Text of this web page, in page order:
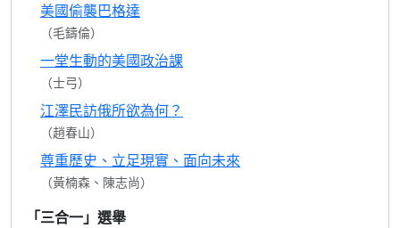
美國偷襲巴格達
（毛鑄倫）
一堂生動的美國政治課
（士弓）
江澤民訪俄所欲為何？
（趙春山）
尊重歷史、立足現實、面向未來
（黃楠森、陳志尚）
「三合一」選舉